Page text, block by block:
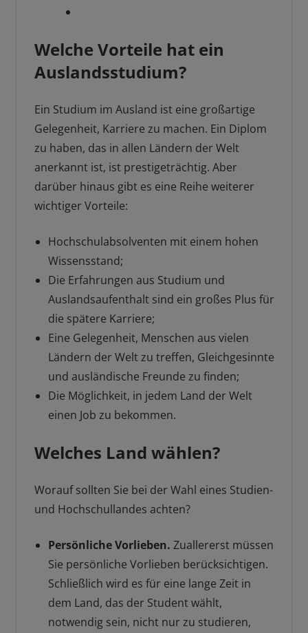
Welche Vorteile hat ein
Auslandsstudium?
Ein Studium im Ausland ist eine großartige
Gelegenheit, Karriere zu machen. Ein Diplom
zu haben, das in allen Ländern der Welt
anerkannt ist, ist prestigeträchtig. Aber
darüber hinaus gibt es eine Reihe weiterer
wichtiger Vorteile:
Hochschulabsolventen mit einem hohen
Wissensstand;
Die Erfahrungen aus Studium und
Auslandsaufenthalt sind ein großes Plus für
die spätere Karriere;
Eine Gelegenheit, Menschen aus vielen
Ländern der Welt zu treffen, Gleichgesinnte
und ausländische Freunde zu finden;
Die Möglichkeit, in jedem Land der Welt
einen Job zu bekommen.
Welches Land wählen?
Worauf sollten Sie bei der Wahl eines Studien-
und Hochschullandes achten?
Persönliche Vorlieben. Zuallererst müssen
Sie persönliche Vorlieben berücksichtigen.
Schließlich wird es für eine lange Zeit in
dem Land, das der Student wählt,
notwendig sein, nicht nur zu studieren,